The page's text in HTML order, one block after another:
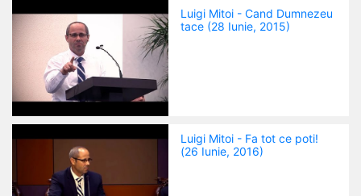
Luigi Mitoi - Cand Dumnezeu
tace (28 Iunie, 2015)
Luigi Mitoi - Fa tot ce poti!
(26 Iunie, 2016)